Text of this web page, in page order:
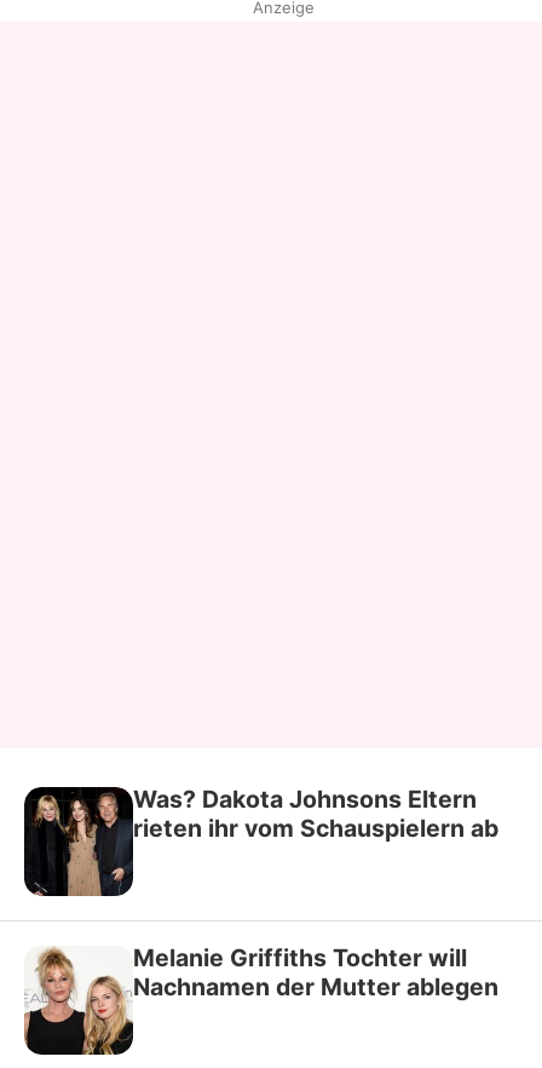
Anzeige
Was? Dakota Johnsons Eltern
rieten ihr vom Schauspielern ab
Melanie Griffiths Tochter will
Nachnamen der Mutter ablegen